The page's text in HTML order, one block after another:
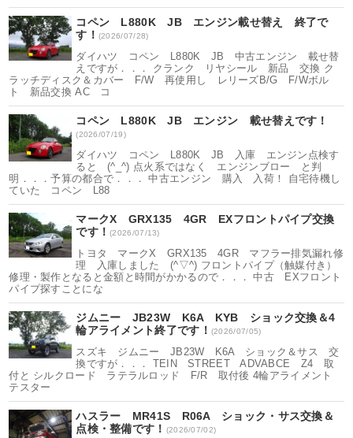
コペン L880K JB エンジン載せ替え 終了で
す！ (2026/07/28)
ダイハツ コペン L880K JB 中古エンジン 載せ替
えですが．．． クランク リヤシール 新品 交換 ク
ラッチディスク＆カバー F/W 再使用し レリーズB/G F/Wボル
ト 新品交換 AC コ
コペン L880K JB エンジン 載せ替えです！
(2026/07/19)
ダイハツ コペン L880K JB 入庫 エンジン点検す
ると (^_^) 点火系ではなく エンジンブロー と判
明．．．予算の都合で．．． 中古エンジン 購入 入荷！ 自宅待機し
ていた コペン L88
マークX GRX135 4GR EXフロントパイプ交換
です！(2026/07/13)
トヨタ マークX GRX135 4GR マフラー排気漏れ修
理 入庫しました (^▽^) フロントパイプ（触媒付き）
修理・製作となると金額と時間がかかるので．．． 中古 EXフロント
パイプ探すことにな
ジムニー JB23W K6A KYB ショック交換＆4
輪アライメント終了です！ (2026/07/05)
スズキ ジムニー JB23W K6A ショック＆サス 交
換ですが．．． TEIN STREET ADVABCE Z4 取
付と シルクロード ラテラルロッド F/R 取付後 4輪アライメント
テスター
ハスラー MR41S R06A ショック・サス交換＆
点検・整備です！ (2026/07/02)